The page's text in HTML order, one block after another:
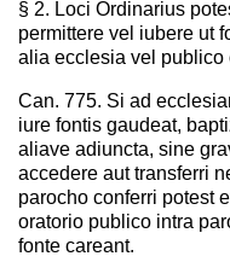
§ 2. Loci Ordinarius
permittere vel iubere ut
alia ecclesia vel publico
Can. 775. Si ad
iure fontis gaudeat,
aliave adiuncta, sine
accedere aut transferri
parocho conferri potest
oratorio publico intra
fonte careant.